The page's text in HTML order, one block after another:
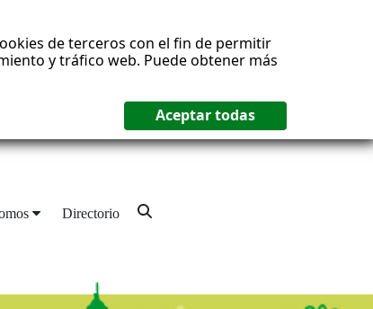
de terceros con el fin de permitir
y tráfico web. Puede obtener más
Directorio